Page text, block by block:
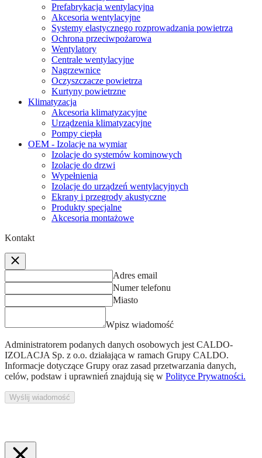
Prefabrykacja wentylacyjna
Akcesoria wentylacyjne
Systemy elastycznego rozprowadzania powietrza
Ochrona przeciwpożarowa
Wentylatory
Centrale wentylacyjne
Nagrzewnice
Oczyszczacze powietrza
Kurtyny powietrzne
Klimatyzacja
Akcesoria klimatyzacyjne
Urządzenia klimatyzacyjne
Pompy ciepła
OEM - Izolacje na wymiar
Izolacje do systemów kominowych
Izolacje do drzwi
Wypełnienia
Izolacje do urządzeń wentylacyjnych
Ekrany i przegrody akustyczne
Produkty specjalne
Akcesoria montażowe
Kontakt
Adres email
Numer telefonu
Miasto
Wpisz wiadomość
Administratorem podanych danych osobowych jest CALDO-
IZOLACJA Sp. z o.o. działająca w ramach Grupy CALDO.
Informacje dotyczące Grupy oraz zasad przetwarzania danych,
celów, podstaw i uprawnień znajdują się w Polityce Prywatności.
Wyślij wiadomość